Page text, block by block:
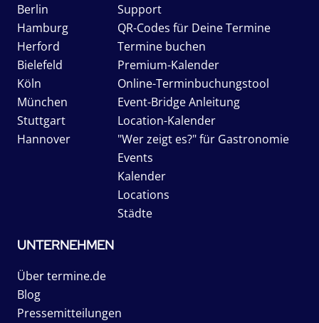
Berlin
Hamburg
Herford
Bielefeld
Köln
München
Stuttgart
Hannover
Support
QR-Codes für Deine Termine
Termine buchen
Premium-Kalender
Online-Terminbuchungstool
Event-Bridge Anleitung
Location-Kalender
"Wer zeigt es?" für Gastronomie
Events
Kalender
Locations
Städte
UNTERNEHMEN
Über termine.de
Blog
Pressemitteilungen